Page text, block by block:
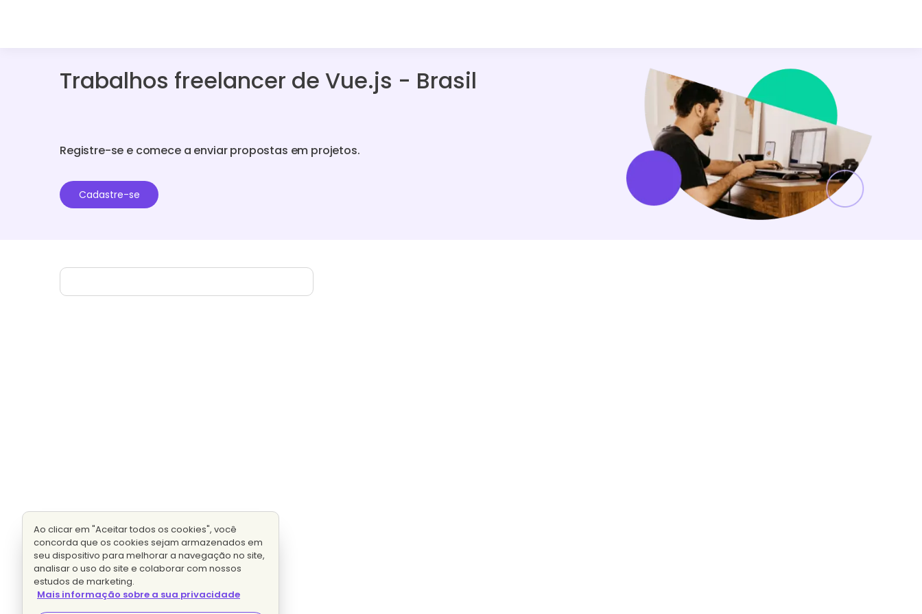
Trabalhos freelancer de Vue.js - Brasil
Registre-se e comece a enviar propostas em projetos.
Cadastre-se
Ao clicar em "Aceitar todos os cookies", você
concorda que os cookies sejam armazenados em
seu dispositivo para melhorar a navegação no site,
analisar o uso do site e colaborar com nossos
estudos de marketing.
Mais informação sobre a sua privacidade